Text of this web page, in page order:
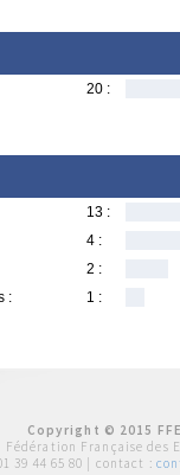
20 :
13 :
4 :
2 :
:
1 :
Copyright © 2015
Fédération Française des
39 44 65 80 | contact :